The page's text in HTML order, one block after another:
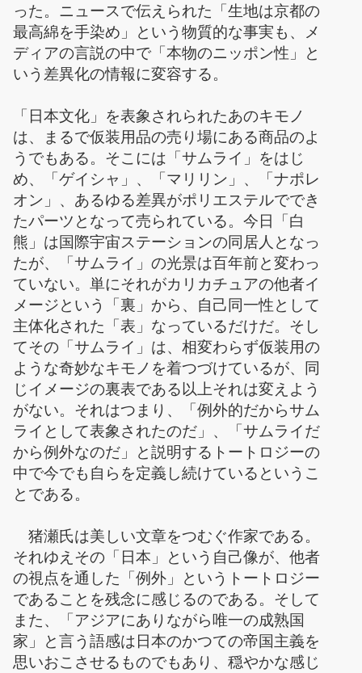
った。ニュースで伝えられた「生地は京都の
最高綿を手染め」という物質的な事実も、メ
ディアの言説の中で「本物のニッポン性」と
いう差異化の情報に変容する。
「日本文化」を表象されられたあのキモノ
は、まるで仮装用品の売り場にある商品のよ
うでもある。そこには「サムライ」をはじ
め、「ゲイシャ」、「マリリン」、「ナポレ
オン」、あるゆる差異がポリエステルででき
たパーツとなって売られている。今日「白
熊」は国際宇宙ステーションの同居人となっ
たが、「サムライ」の光景は百年前と変わっ
ていない。単にそれがカリカチュアの他者イ
メージという「裏」から、自己同一性として
主体化された「表」なっているだけだ。そし
てその「サムライ」は、相変わらず仮装用の
ような奇妙なキモノを着つづけているが、同
じイメージの裏表である以上それは変えよう
がない。それはつまり、「例外的だからサム
ライとして表象されたのだ」、「サムライだ
から例外なのだ」と説明するトートロジーの
中で今でも自らを定義し続けているというこ
とである。
猪瀬氏は美しい文章をつむぐ作家である。
それゆえその「日本」という自己像が、他者
の視点を通した「例外」というトートロジー
であることを残念に感じるのである。そして
また、「アジアにありながら唯一の成熟国
家」と言う語感は日本のかつての帝国主義を
思いおこさせるものでもあり、穏やかな感じ